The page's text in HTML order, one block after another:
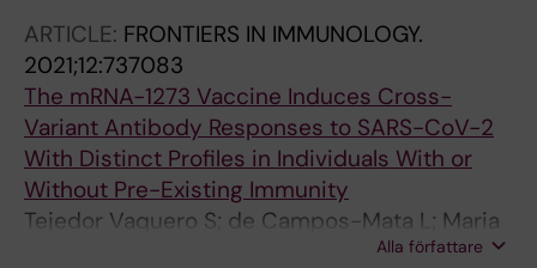
Vlachiotis S; Bergami F; Kumagai-Braesch M;
Andrell J; Zhang Z; Xue Y; Wenzel EV; Calzolai L;
Varani L; Rezaei N; Chavoshzadeh Z; Baldanti F;
Hust M; Hammarstrom L; Marcotte H; Pan-
Hammarstrom Q
ARTICLE: FRONTIERS IN IMMUNOLOGY.
2021;12:737083
The mRNA-1273 Vaccine Induces Cross-
Variant Antibody Responses to SARS-CoV-2
With Distinct Profiles in Individuals With or
Without Pre-Existing Immunity
Tejedor Vaquero S; de Campos-Mata L; Maria
Ramada J; Diaz P; Navarro-Barriuso J; Ribas-
Alla författare